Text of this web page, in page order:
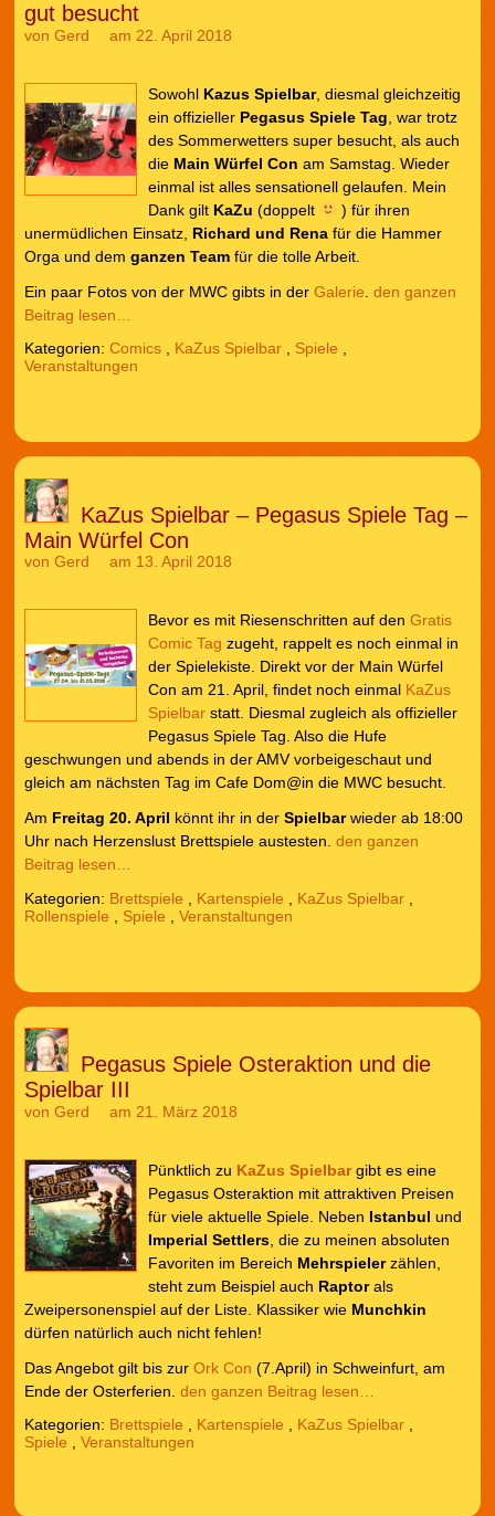
gut besucht
von Gerd am 22. April 2018
Sowohl Kazus Spielbar, diesmal gleichzeitig
ein offizieller Pegasus Spiele Tag , war trotz
des Sommerwetters super besucht, als auch
die Main Würfel Con am Samstag. Wieder
einmal ist alles sensationell gelaufen. Mein
Dank gilt KaZu (doppelt
) für ihren
unermüdlichen Einsatz, Richard und Renafür die Hammer
Orga und dem ganzen Teamfür die tolle Arbeit.
Ein paar Fotos von der MWC gibts in der Galerie den ganzen
Beitrag lesen…
Kategorien: Comics, KaZus Spielbar, Spiele ,
Veranstaltungen
KaZus Spielbar – Pegasus Spiele Tag –
Main Würfel Con
von Gerd am 13. April 2018
Bevor es mit Riesenschritten auf den Gratis
Comic Tag zugeht, rappelt es noch einmal in
der Spielekiste. Direkt vor der Main Würfel
Con am 21. April, findet noch einmal KaZus
Spielbarstatt. Diesmal zugleich als offizieller
Pegasus Spiele Tag. Also die Hufe
geschwungen und abends in der AMV vorbeigeschaut und
gleich am nächsten Tag im Cafe Dom@in die MWC besucht.
Am Freitag 20. April könnt ihr in der Spielbarwieder ab 18:00
Uhr nach Herzenslust Brettspiele austesten. den ganzen
Beitrag lesen…
Kategorien: Brettspiele Kartenspiele KaZus Spielbar,
Rollenspiele
Spiele Veranstaltungen
Pegasus Spiele Osteraktion und die
Spielbar III
von Gerd am 21. März 2018
Pünktlich zu KaZus Spielbargibt es eine
Pegasus Osteraktion mit attraktiven Preisen
für viele aktuelle Spiele. Neben Istanbul und
Imperial Settlers, die zu meinen absoluten
Favoriten im Bereich Mehrspielerzählen,
steht zum Beispiel auch Raptorals
Zweipersonenspiel auf der Liste. Klassiker wie Munchkin
dürfen natürlich auch nicht fehlen!
Das Angebot gilt bis zur Ork Con (7.April) in Schweinfurt, am
Ende der Osterferien. den ganzen Beitrag lesen…
Kategorien: Brettspiele Kartenspiele KaZus Spielbar,
Spiele
Veranstaltungen